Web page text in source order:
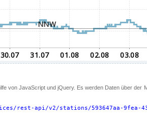
von JavaScript und jQuery. Es werden Daten über der
rest-api/v2/stations/593647aa-9fea-